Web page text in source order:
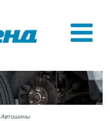
Автошины